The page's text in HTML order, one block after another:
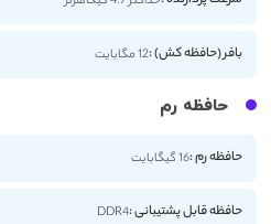
بافر (حافظه کش) :12 مگابایت
حافظه رم
حافظه رم :16 گیگابایت
حافظه قابل پشتیبانی :DDR4